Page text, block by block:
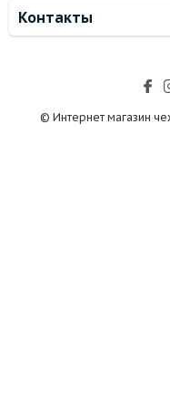
Контакты
© Интернет магазин